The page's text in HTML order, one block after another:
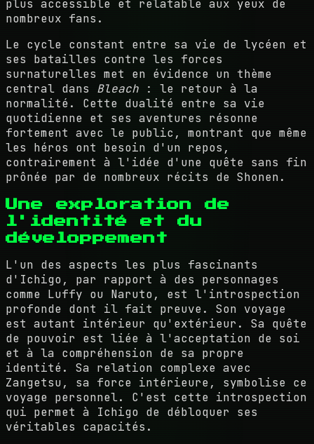
plus accessible et relatable aux yeux de
nombreux fans.
Le cycle constant entre sa vie de lycéen et
ses batailles contre les forces
surnaturelles met en évidence un thème
central dans Bleach : le retour à la
normalité. Cette dualité entre sa vie
quotidienne et ses aventures résonne
fortement avec le public, montrant que même
les héros ont besoin d'un repos,
contrairement à l'idée d'une quête sans fin
prônée par de nombreux récits de Shonen.
Une exploration de
l'identité et du
développement
L'un des aspects les plus fascinants
d'Ichigo, par rapport à des personnages
comme Luffy ou Naruto, est l'introspection
profonde dont il fait preuve. Son voyage
est autant intérieur qu'extérieur. Sa quête
de pouvoir est liée à l'acceptation de soi
et à la compréhension de sa propre
identité. Sa relation complexe avec
Zangetsu, sa force intérieure, symbolise ce
voyage personnel. C'est cette introspection
qui permet à Ichigo de débloquer ses
véritables capacités.